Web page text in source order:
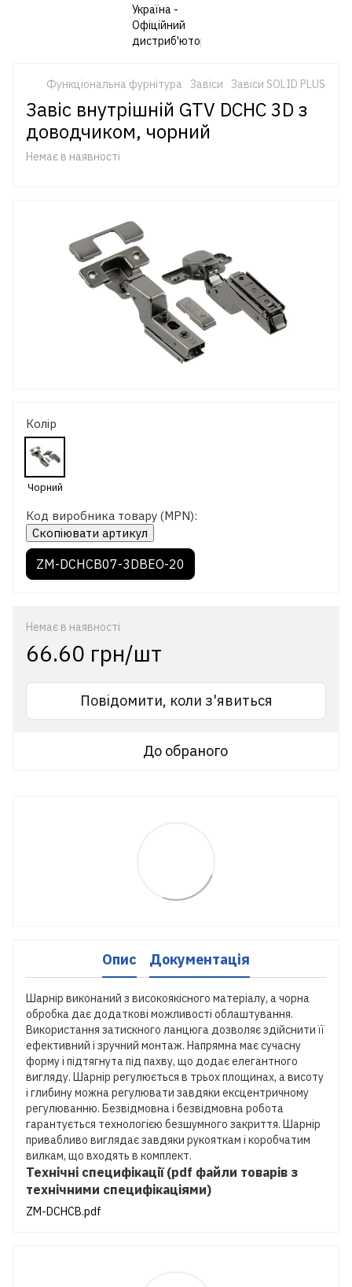
Функціональна фурнітура Завіси Завіси SOLID PLUS
Завіс внутрішній GTV DCHC 3D з
доводчиком, чорний
Немає в наявності
Колір
Код виробника товару (MPN):
Скопіювати артикул
ZM-DCHCB07-3DBEO-20
Немає в наявності
66.60 грн/шт
Повідомити, коли з'явиться
До обраного
Опис Документація
Шарнір виконаний з високоякісного матеріалу, а чорна
обробка дає додаткові можливості облаштування.
Використання затискного ланцюга дозволяє здійснити її
ефективний і зручний монтаж. Напрямна має сучасну
форму і підтягнута під пахву, що додає елегантного
вигляду. Шарнір регулюється в трьох площинах, а висоту
і глибину можна регулювати завдяки ексцентричному
регулюванню. Безвідмовна і безвідмовна робота
гарантується технологією безшумного закриття. Шарнір
привабливо виглядає завдяки рукояткам і коробчатим
вилкам, що входять в комплект.
Технічні специфікації (pdf файли товарів з
технічними специфікаціями)
ZM-DCHCB.pdf